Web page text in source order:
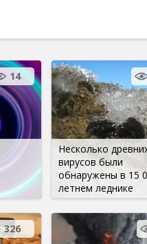
14
Несколько
вирусов были
обнаружены в 15
летнем леднике
326